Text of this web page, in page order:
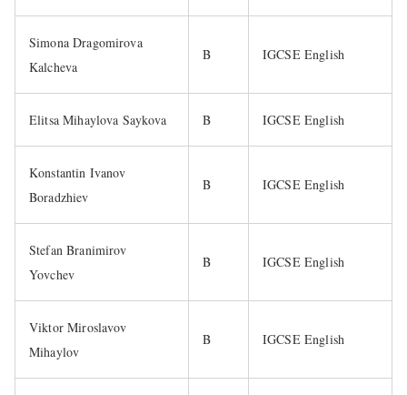
Simona Dragomirova
Kalcheva
B IGCSE English
Elitsa Mihaylova Saykova B IGCSE English
Konstantin Ivanov
Boradzhiev
B IGCSE English
Stefan Branimirov
Yovchev
B IGCSE English
Viktor Miroslavov
Mihaylov
B IGCSE English